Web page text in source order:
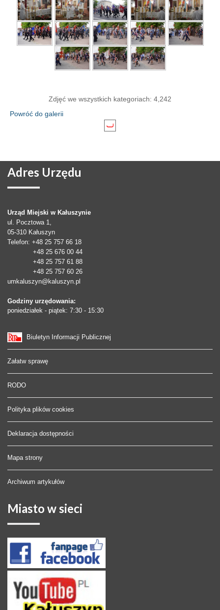
Zdjęć we wszystkich kategoriach: 4,242
Powróć do galerii
Adres Urzędu
Urząd Miejski w Kałuszynie
ul. Pocztowa 1,
05-310 Kałuszyn
Telefon: +48 25 757 66 18
+48 25 676 00 44
+48 25 757 61 88
+48 25 757 60 26
umkaluszyn@kaluszyn.pl
Godziny urzędowania:
poniedziałek - piątek: 7:30 - 15:30
Biuletyn Informacji Publicznej
Załatw sprawę
RODO
Polityka plików cookies
Deklaracja dostępności
Mapa strony
Archiwum artykułów
Miasto w sieci